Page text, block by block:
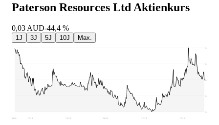
Paterson Resources Ltd Aktienkurs
0,03 AUD-44,4 %
1J 3J 5J 10J Max.
0,01
0,02
0,03
0,05
0,06
2021 2022 2023 2024 2025 2026